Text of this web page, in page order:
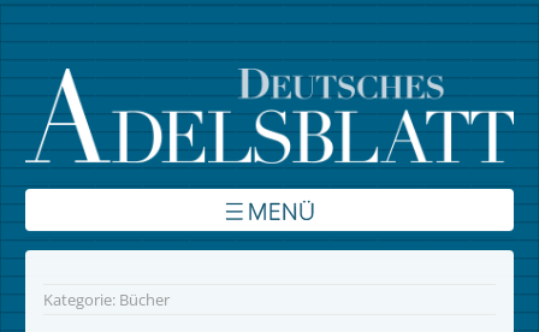
Über uns
Kategorie: Bücher